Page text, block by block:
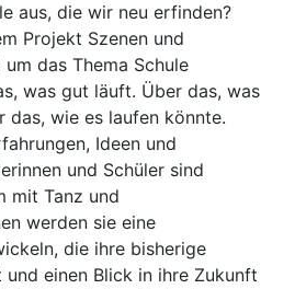
aus, die wir neu erfinden?
Projekt Szenen und
das Thema Schule
was gut läuft. Über das, was
das, wie es laufen könnte.
Ideen und
und Schüler sind
mit Tanz und
werden sie eine
die ihre bisherige
einen Blick in ihre Zukunft